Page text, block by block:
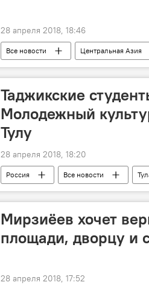
28 апреля 2018, 18:46
Все новости Центральная Азия
Таджикские
Молодежный
Тулу
28 апреля 2018, 18:20
Россия Все новости
Мирзиёев хочет
площади, дворцу и
28 апреля 2018, 17:52